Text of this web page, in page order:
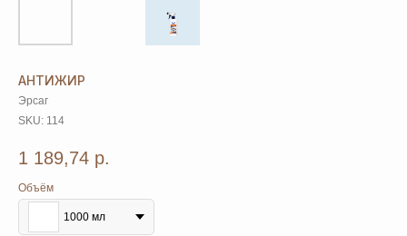
АНТИЖИР
Эрсаг
SKU: 114
1 189,74 р.
Объём
1000 мл